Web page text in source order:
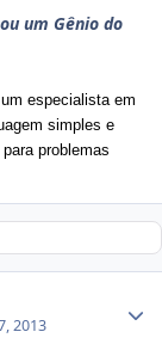
um Gênio do
especialista em
simples e
problemas
2013